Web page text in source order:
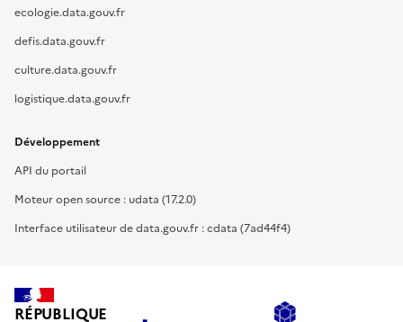
ecologie.data.gouv.fr
defis.data.gouv.fr
culture.data.gouv.fr
logistique.data.gouv.fr
Développement
API du portail
Moteur open source : udata (17.2.0)
Interface utilisateur de data.gouv.fr : cdata (7ad44f4)
RÉPUBLIQUE